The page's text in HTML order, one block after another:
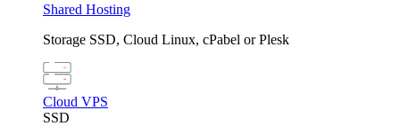
Shared Hosting
Storage SSD, Cloud Linux, cPabel or Plesk
Cloud VPS
SSD